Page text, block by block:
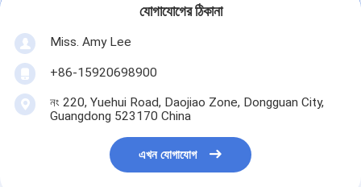
যোগাযোগের ঠিকানা
Miss. Amy Lee
+86-15920698900
নং 220, Yuehui Road, Daojiao Zone, Dongguan City,
Guangdong 523170 China
এখন যোগাযোগ